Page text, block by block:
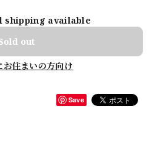
shipping available
out
お住まいの方向け
Save